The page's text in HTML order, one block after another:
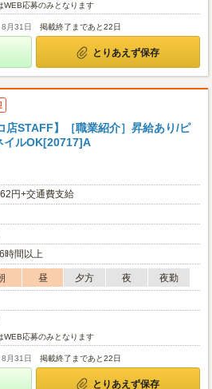
応募のみとなります
月31日 掲載終了まであと22日
とりあえず保存
店STAFF】［職業紹介］昇給あり/ピ
イルOK[20717]A
円+交通費支給
時間以上
昼 夕方 夜
夜勤
応募のみとなります
月31日 掲載終了まであと22日
とりあえず保存